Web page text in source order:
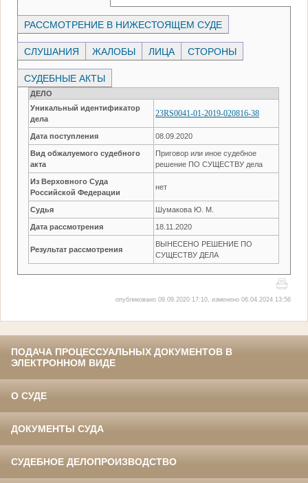
РАССМОТРЕНИЕ В НИЖЕСТОЯЩЕМ СУДЕ
СЛУШАНИЯ ЖАЛОБЫ ЛИЦА СТОРОНЫ
СУДЕБНЫЕ АКТЫ
ДЕЛО
Уникальный идентификатор
дела
23RS0041-01-2019-020816-38
Дата поступления 08.09.2020
Вид обжалуемого судебного
акта
Приговор или иное судебное
решение ПО СУЩЕСТВУ дела
Из Верховного Суда
Российской Федерации
нет
Судья Шумакова Ю. М.
Дата рассмотрения 18.11.2020
Результат рассмотрения
ВЫНЕСЕНО РЕШЕНИЕ ПО
СУЩЕСТВУ ДЕЛА
опубликовано 09.09.2020 17:10, изменено 06.04.2024 13:56
ПОДАЧА ПРОЦЕССУАЛЬНЫХ ДОКУМЕНТОВ В
ЭЛЕКТРОННОМ ВИДЕ
О СУДЕ
ДОКУМЕНТЫ СУДА
СУДЕБНОЕ ДЕЛОПРОИЗВОДСТВО